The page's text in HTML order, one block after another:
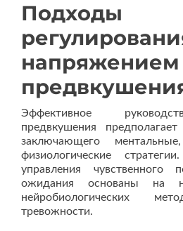
Подходы
напряжением
Эффективное
предвкушения
заключающего
физиологические
управления
ожидания основаны на
нейробиологических
тревожности.